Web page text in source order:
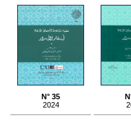
N° 35
2024